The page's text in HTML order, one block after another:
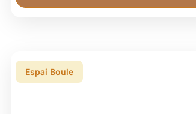
Espai Boule